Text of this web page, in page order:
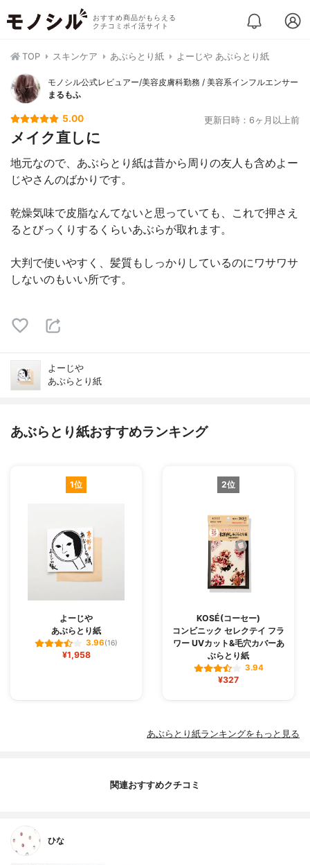
おすすめ商品がもらえる
クチコミポイ活サイト
TOP スキンケア あぶらとり紙 よーじや あぶらとり紙
モノシル公式レビュアー/美容皮膚科勤務 / 美容系インフルエンサー
まるもふ
5.00 更新日時：6ヶ月以上前
メイク直しに
地元なので、あぶらとり紙は昔から周りの友人も含めよー
じやさんのばかりです。
乾燥気味で皮脂なんてないと思っていても、これで押さえ
るとびっくりするくらいあぶらが取れます。
大判で使いやすく、髪質もしっかりしているのにワサワサ
しないのもいい所です。
よーじや
あぶらとり紙
あぶらとり紙おすすめランキング
1位
よーじや
あぶらとり紙
3.96(16)
¥1,958
2位
KOSÉ(コーセー)
コンビニック セレクテイ フラ
ワー UVカット&毛穴カバーあ
ぶらとり紙
3.94
¥327
あぶらとり紙ランキングをもっと見る
関連おすすめクチコミ
ひな